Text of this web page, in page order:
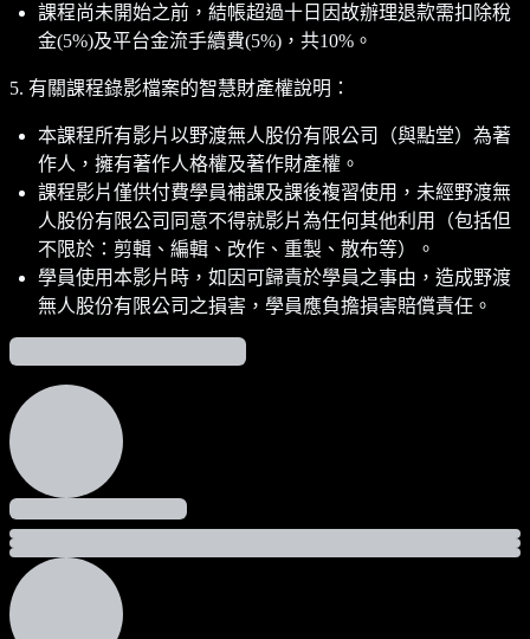
課程尚未開始之前，結帳超過十日因故辦理退款需扣除稅
金(5%)及平台金流手續費(5%)，共10%。
5. 有關課程錄影檔案的智慧財產權說明：
本課程所有影片以野渡無人股份有限公司（與點堂）為著
作人，擁有著作人格權及著作財產權。
課程影片僅供付費學員補課及課後複習使用，未經野渡無
人股份有限公司同意不得就影片為任何其他利用（包括但
不限於：剪輯、編輯、改作、重製、散布等）。
學員使用本影片時，如因可歸責於學員之事由，造成野渡
無人股份有限公司之損害，學員應負擔損害賠償責任。